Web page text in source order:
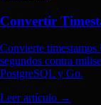
Convertir
Convierte
segundos contra
PostgreSQL y Go.
Leer artículo →